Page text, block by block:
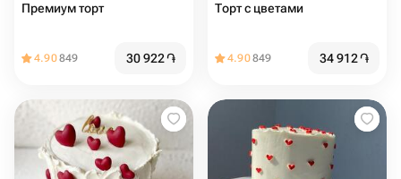
Премиум торт
4.90849 30 922֏
Торт с цветами
4.90849 34 912֏